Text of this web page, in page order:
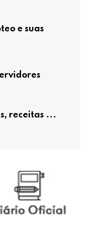
e suas
receitas ...